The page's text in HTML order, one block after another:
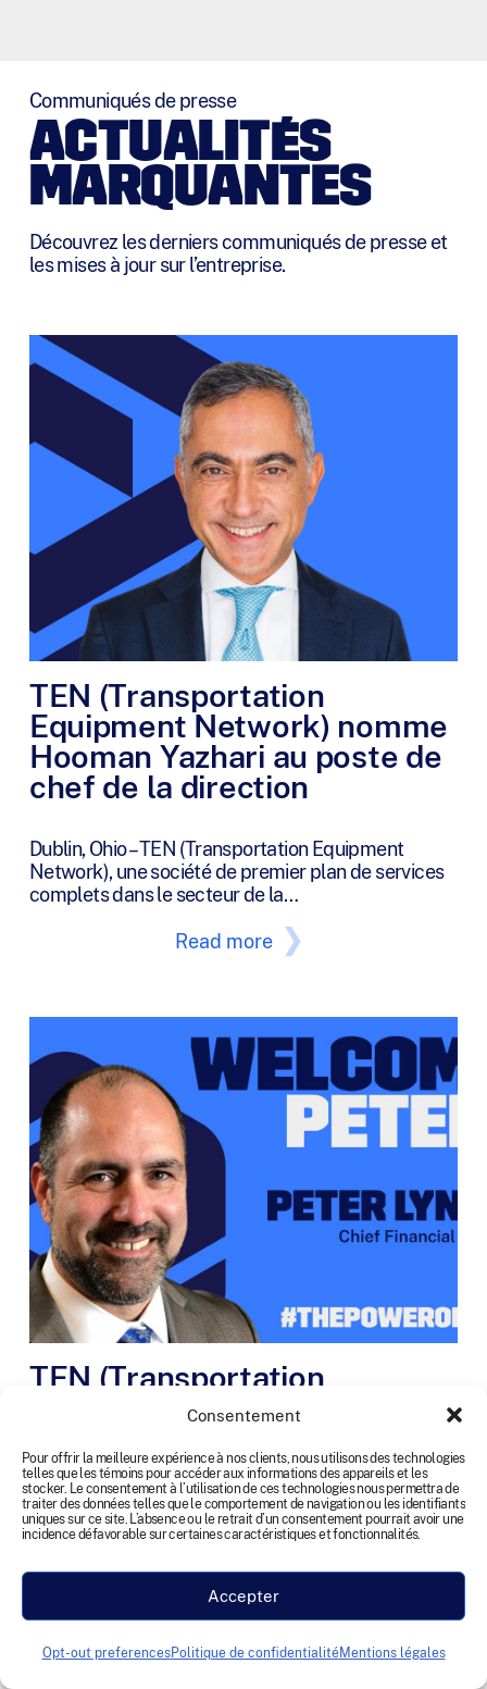
Consentement
Pour offrir la meilleure expérience à nos clients, nous utilisons des technologies
telles que les témoins pour accéder aux informations des appareils et les
stocker. Le consentement à l’utilisation de ces technologies nous permettra de
traiter des données telles que le comportement de navigation ou les identifiants
uniques sur ce site. L’absence ou le retrait d’un consentement pourrait avoir une
incidence défavorable sur certaines caractéristiques et fonctionnalités.
Accepter
Opt-out preferencesPolitique de confidentialitéMentions légales
Communiqués de presse
ACTUALITÉS
MARQUANTES
Découvrez les derniers communiqués de presse et
les mises à jour sur l’entreprise.
TEN (Transportation
Equipment Network) nomme
Hooman Yazhari au poste de
chef de la direction
Dublin, Ohio – TEN (Transportation Equipment
Network), une société de premier plan de services
complets dans le secteur de la…
Read more
TEN (Transportation
Equipment Network)
poste de chef des finances
DUBLIN, Ohio – 16 Octobre, 2025 – TEN
nord-américain dans le domaine de la…
Read more